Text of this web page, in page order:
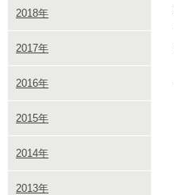
2018年
2017年
2016年
2015年
2014年
2013年